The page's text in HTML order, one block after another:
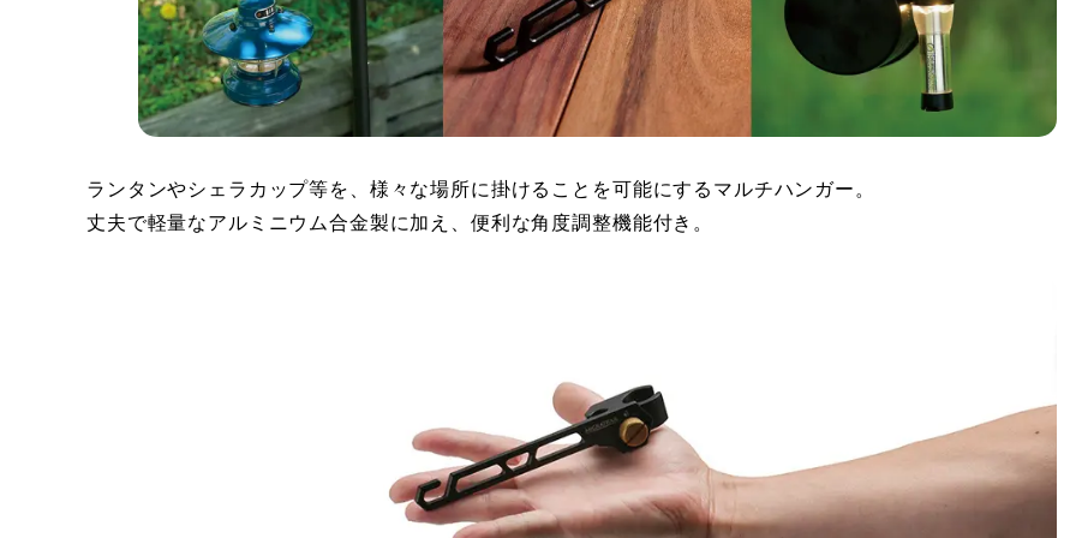
ランタンやシェラカップ等を、様々な場所に掛けることを可能にするマルチハンガー。
丈夫で軽量なアルミニウム合金製に加え、便利な角度調整機能付き。